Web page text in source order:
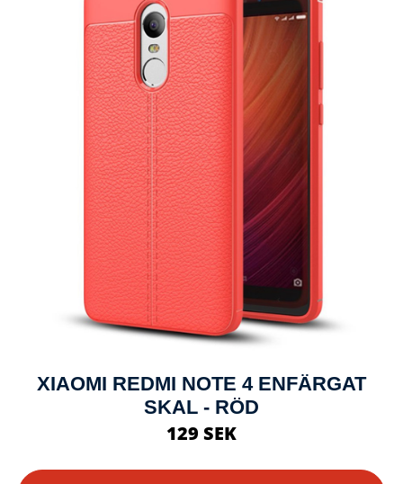
XIAOMI REDMI NOTE 4 ENFÄRGAT
SKAL - RÖD
129 SEK